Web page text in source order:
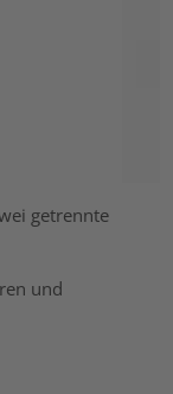
getrennte
und